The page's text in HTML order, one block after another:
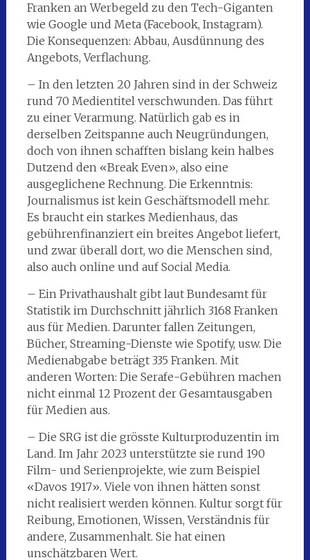
Franken an Werbegeld zu den Tech-Giganten
wie Google und Meta (Facebook, Instagram).
Die Konsequenzen: Abbau, Ausdünnung des
Angebots, Verflachung.
– In den letzten 20 Jahren sind in der Schweiz
rund 70 Medientitel verschwunden. Das führt
zu einer Verarmung. Natürlich gab es in
derselben Zeitspanne auch Neugründungen,
doch von ihnen schafften bislang kein halbes
Dutzend den «Break Even», also eine
ausgeglichene Rechnung. Die Erkenntnis:
Journalismus ist kein Geschäftsmodell mehr.
Es braucht ein starkes Medienhaus, das
gebührenfinanziert ein breites Angebot liefert,
und zwar überall dort, wo die Menschen sind,
also auch online und auf Social Media.
– Ein Privathaushalt gibt laut Bundesamt für
Statistik im Durchschnitt jährlich 3168 Franken
aus für Medien. Darunter fallen Zeitungen,
Bücher, Streaming-Dienste wie Spotify, usw. Die
Medienabgabe beträgt 335 Franken. Mit
anderen Worten: Die Serafe-Gebühren machen
nicht einmal 12 Prozent der Gesamtausgaben
für Medien aus.
– Die SRG ist die grösste Kulturproduzentin im
Land. Im Jahr 2023 unterstützte sie rund 190
Film- und Serienprojekte, wie zum Beispiel
«Davos 1917». Viele von ihnen hätten sonst
nicht realisiert werden können. Kultur sorgt für
Reibung, Emotionen, Wissen, Verständnis für
andere, Zusammenhalt. Sie hat einen
unschätzbaren Wert.